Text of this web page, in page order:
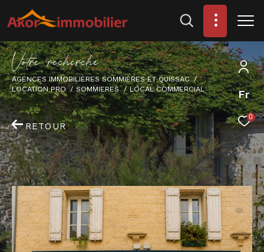
Fr
0
Votre recherche
AGENCES IMMOBILIÈRES SOMMIÈRES ET QUISSAC
LOCATION PRO
SOMMIERES LOCAL COMMERCIAL
RETOUR